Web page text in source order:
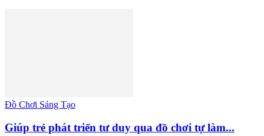
Đồ Chơi Sáng Tạo
Giúp trẻ phát triển tư duy qua đồ chơi tự làm...